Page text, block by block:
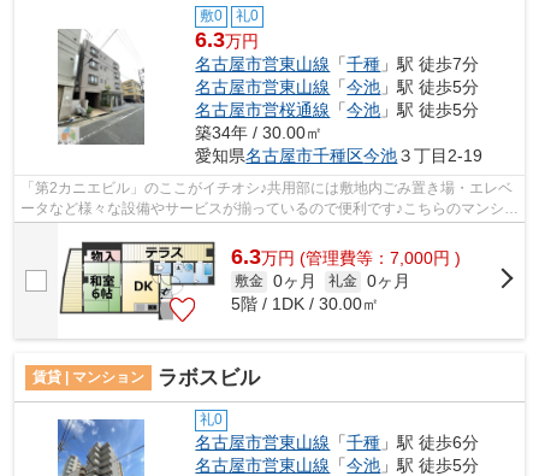
敷0 礼0
6.3万円
名古屋市営東山線 「千種 」駅 徒歩7分
名古屋市営東山線 「今池 」駅 徒歩5分
名古屋市営桜通線 「今池 」駅 徒歩5分
築34年 / 30.00㎡
愛知県名古屋市千種区今池３丁目2-19
「第2カニエビル」のここがイチオシ♪共用部には敷地内ごみ置き場・エレベ
ータなど様々な設備やサービスが揃っているので便利です♪こちらのマンショ
6.3万円 (管理費等：7,000円 )
敷金 0ヶ月 礼金 0ヶ月
5階 / 1DK / 30.00㎡
賃貸 | マンション ラボスビル
礼0
名古屋市営東山線 「千種 」駅 徒歩6分
名古屋市営東山線 「今池 」駅 徒歩5分